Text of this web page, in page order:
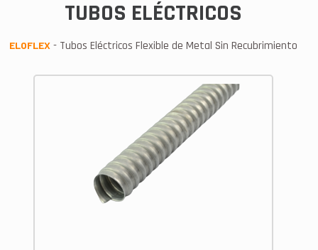
TUBOS ELÉCTRICOS
ELOFLEX - Tubos Eléctricos Flexible de Metal Sin Recubrimiento